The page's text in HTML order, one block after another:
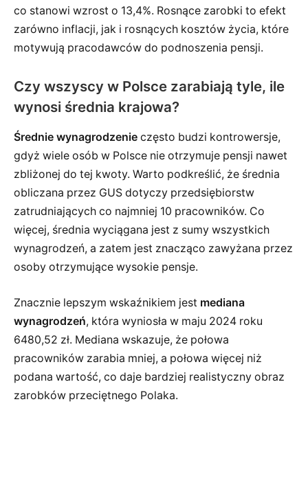
co stanowi wzrost o 13,4%. Rosnące zarobki to efekt
zarówno inflacji, jak i rosnących kosztów życia, które
motywują pracodawców do podnoszenia pensji.
Czy wszyscy w Polsce zarabiają tyle, ile
wynosi średnia krajowa?
Średnie wynagrodzenie często budzi kontrowersje,
gdyż wiele osób w Polsce nie otrzymuje pensji nawet
zbliżonej do tej kwoty. Warto podkreślić, że średnia
obliczana przez GUS dotyczy przedsiębiorstw
zatrudniających co najmniej 10 pracowników. Co
więcej, średnia wyciągana jest z sumy wszystkich
wynagrodzeń, a zatem jest znacząco zawyżana przez
osoby otrzymujące wysokie pensje.
Znacznie lepszym wskaźnikiem jest mediana
wynagrodzeń, która wyniosła w maju 2024 roku
6480,52 zł. Mediana wskazuje, że połowa
pracowników zarabia mniej, a połowa więcej niż
podana wartość, co daje bardziej realistyczny obraz
zarobków przeciętnego Polaka.